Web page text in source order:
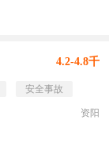
4.2-4.8千
安全事故
资阳